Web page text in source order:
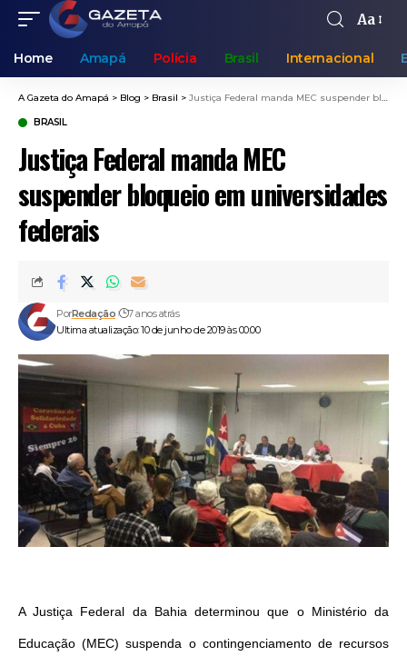
Aa
Home Amapá Polícia Brasil Internacional
A Gazeta do Amapá > Blog > Brasil > Justiça Federal manda MEC suspender bloqueio em universidades federais
BRASIL
Justiça Federal manda MEC
suspender bloqueio em universidades
federais
Ultima atualização: 10 de junho de 2019 às 00:00
PorRedação 7 anos atrás
A Justiça Federal da Bahia determinou que o Ministério da
Educação (MEC) suspenda o contingenciamento de recursos